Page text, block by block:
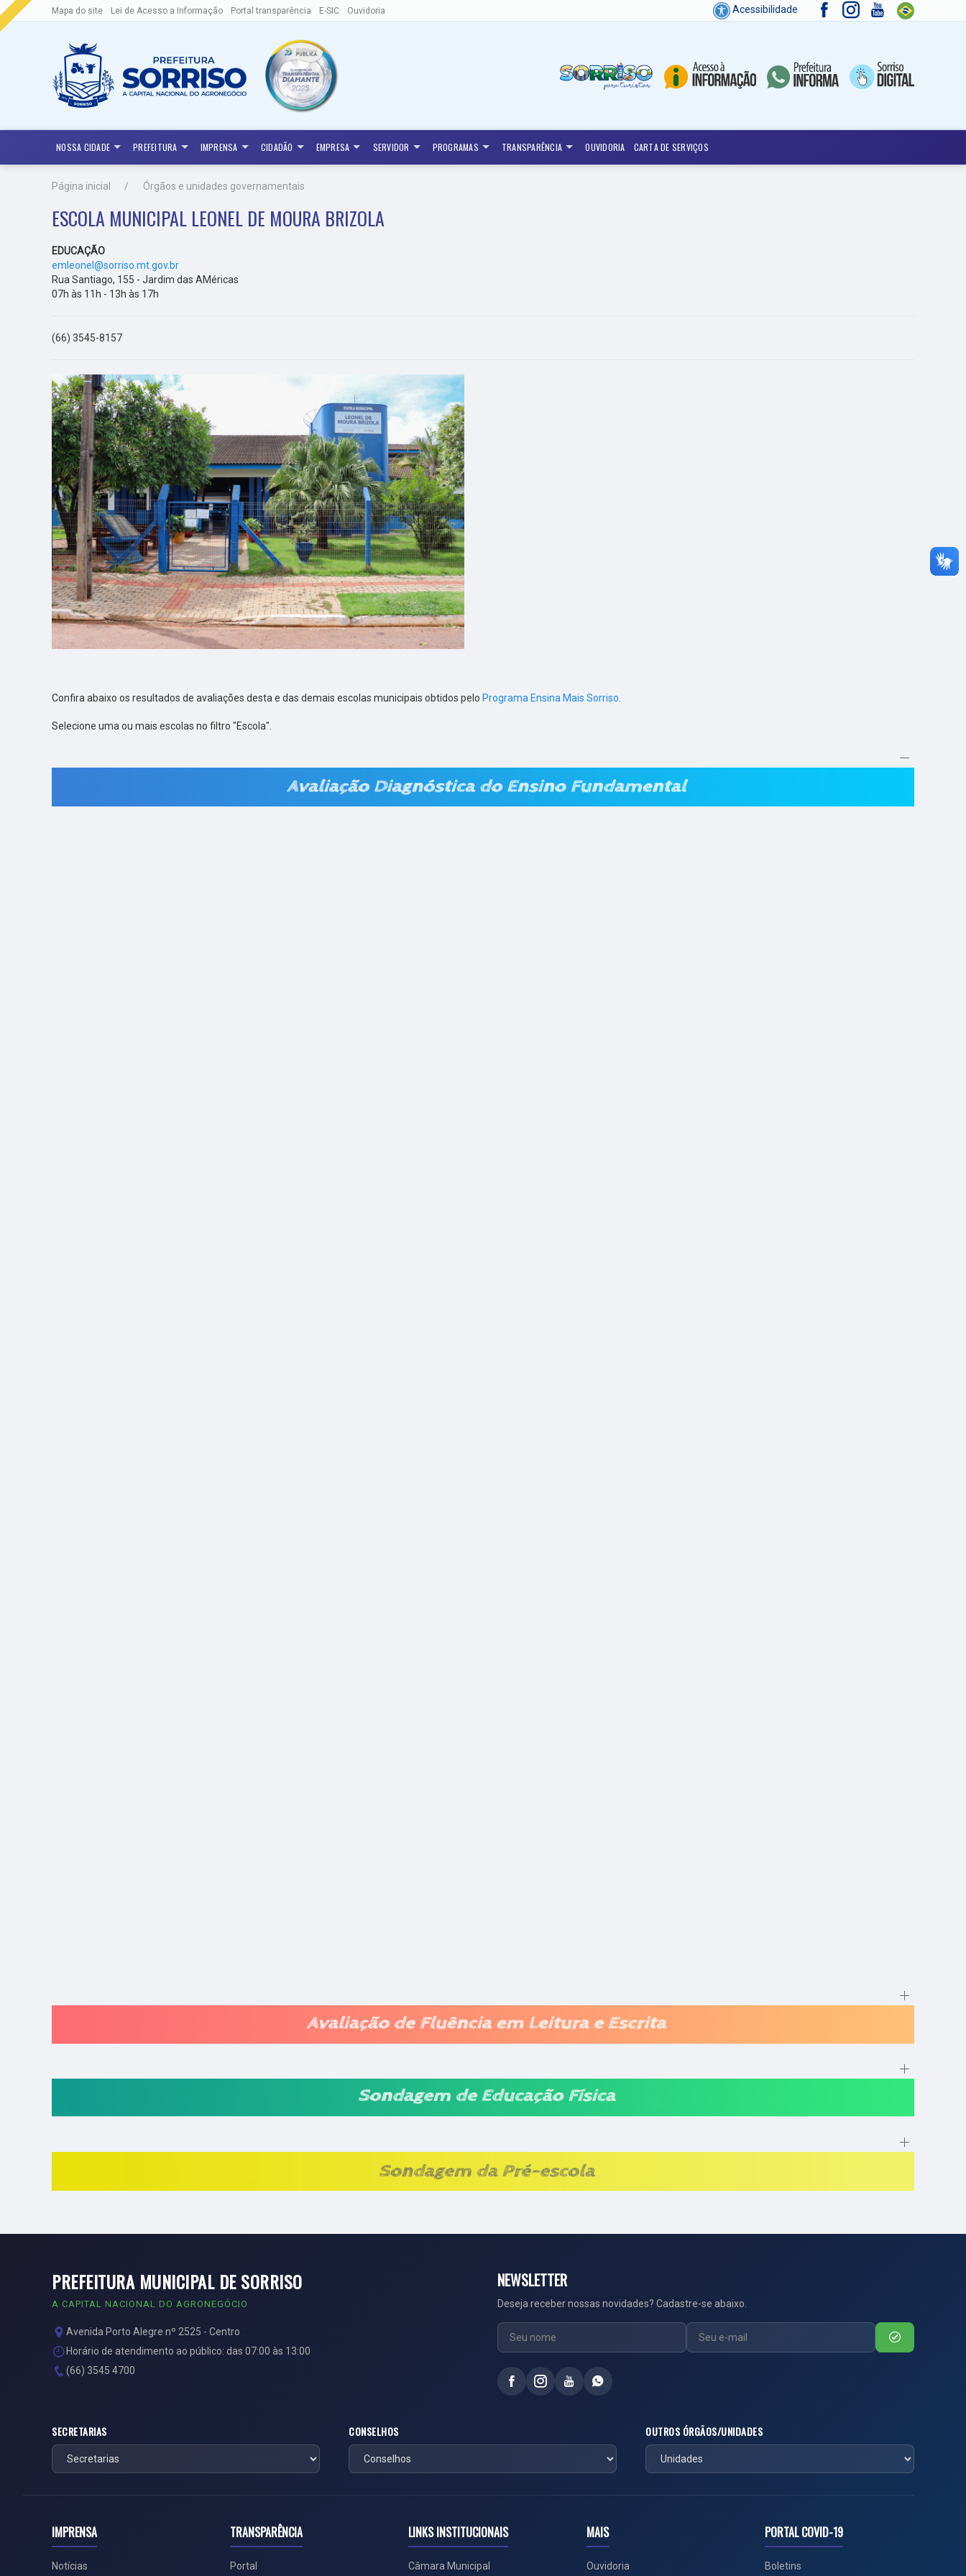
Mapa do site Lei de Acesso a Informação Portal transparência E-SIC Ouvidoria Acessibilidade
NOSSA CIDADE PREFEITURA IMPRENSA CIDADÃO EMPRESA SERVIDOR PROGRAMAS TRANSPARÊNCIA OUVIDORIA CARTA DE SERVIÇOS
Página inicial Órgãos e unidades governamentais
ESCOLA MUNICIPAL LEONEL DE MOURA BRIZOLA
EDUCAÇÃO
emleonel@sorriso.mt.gov.br
Rua Santiago, 155 - Jardim das AMéricas
07h às 11h - 13h às 17h
(66) 3545-8157
Confira abaixo os resultados de avaliações desta e das demais escolas municipais obtidos pelo Programa Ensina Mais Sorriso
Selecione uma ou mais escolas no filtro "Escola".
PREFEITURA MUNICIPAL DE SORRISO
A CAPITAL NACIONAL DO AGRONEGÓCIO
Avenida Porto Alegre nº 2525 - Centro
Horário de atendimento ao público: das 07:00 às 13:00
(66) 3545 4700
NEWSLETTER
Deseja receber nossas novidades? Cadastre-se abaixo.
SECRETARIAS CONSELHOS OUTROS ÓRGÃOS/UNIDADES
IMPRENSA
Notícias
TRANSPARÊNCIA
Portal
LINKS INSTITUCIONAIS
Câmara Municipal
MAIS
Ouvidoria
PORTAL COVID-19
Boletins